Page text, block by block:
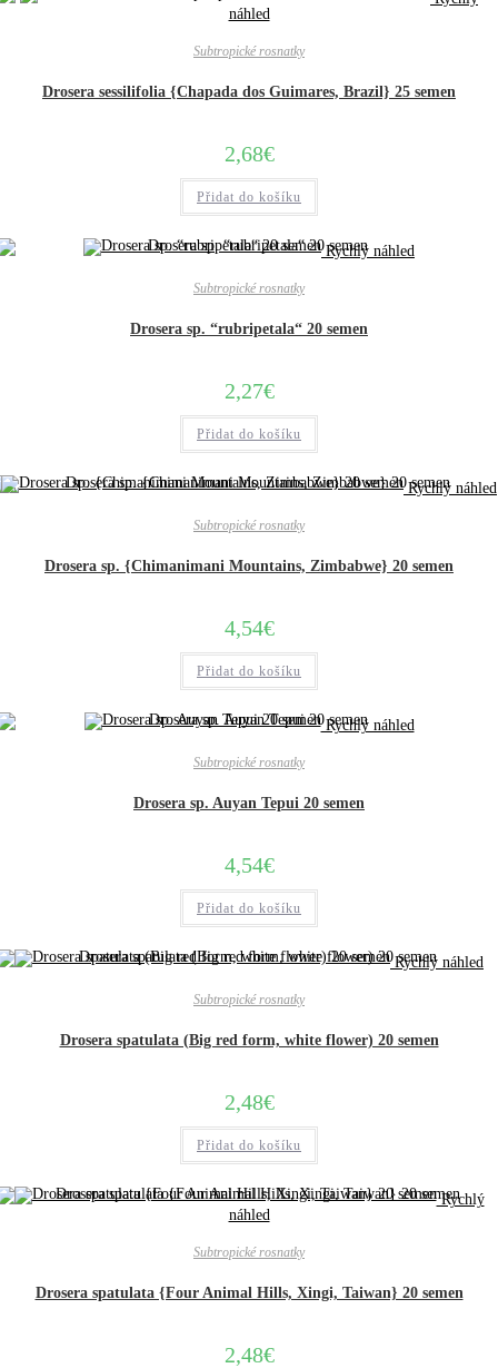
náhled
Subtropické rosnatky
Drosera sessilifolia {Chapada dos Guimares, Brazil} 25 semen
2,68€
Přidat do košíku
Rychlý náhled
Subtropické rosnatky
Drosera sp. “rubripetala“ 20 semen
2,27€
Přidat do košíku
Rychlý náhled
Subtropické rosnatky
Drosera sp. {Chimanimani Mountains, Zimbabwe} 20 semen
4,54€
Přidat do košíku
Rychlý náhled
Subtropické rosnatky
Drosera sp. Auyan Tepui 20 semen
4,54€
Přidat do košíku
Rychlý náhled
Subtropické rosnatky
Drosera spatulata (Big red form, white flower) 20 semen
2,48€
Přidat do košíku
Rychlý
náhled
Subtropické rosnatky
Drosera spatulata {Four Animal Hills, Xingi, Taiwan} 20 semen
2,48€